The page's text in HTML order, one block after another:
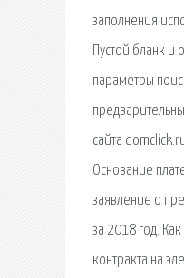
заполнения
Пустой бланк
параметры
сайта
Основание
заявление о
за 2018 год.
контракта на